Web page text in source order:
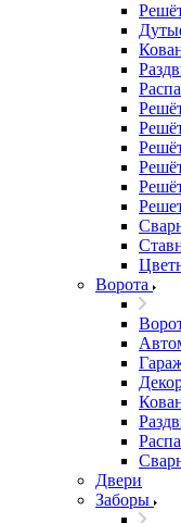
Ворота
Двери
Заборы